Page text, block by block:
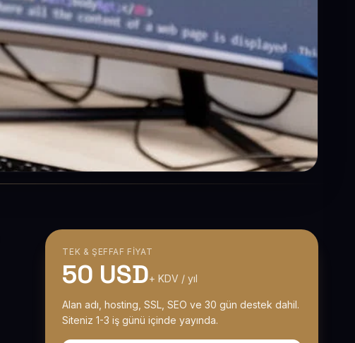
TEK & ŞEFFAF FIYAT
50 USD+ KDV / yıl
Alan adı, hosting, SSL, SEO ve 30 gün destek dahil.
Siteniz 1-3 iş günü içinde yayında.